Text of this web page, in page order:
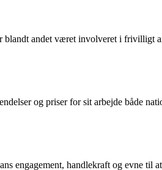
andet været involveret i frivilligt
og priser for sit arbejde både
engagement, handlekraft og evne til